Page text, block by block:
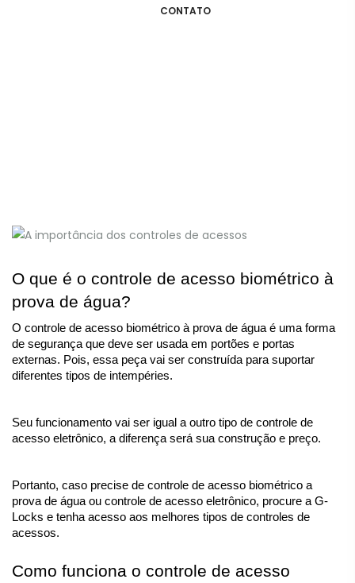
CONTATO
O que é o controle de acesso biométrico à
prova de água?
O controle de acesso biométrico à prova de água é uma forma
de segurança que deve ser usada em portões e portas
externas. Pois, essa peça vai ser construída para suportar
diferentes tipos de intempéries.
Seu funcionamento vai ser igual a outro tipo de controle de
acesso eletrônico, a diferença será sua construção e preço.
Portanto, caso precise de controle de acesso biométrico a
prova de água ou controle de acesso eletrônico, procure a G-
Locks e tenha acesso aos melhores tipos de controles de
acessos.
Como funciona o controle de acesso